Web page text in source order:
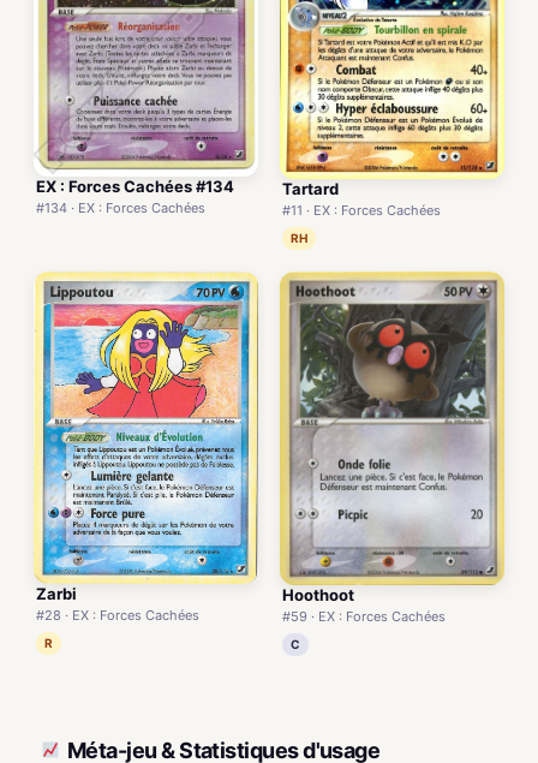
EX : Forces Cachées #134
#134 · EX : Forces Cachées
Tartard
#11 · EX : Forces Cachées
RH
Zarbi
#28 · EX : Forces Cachées
R
Hoothoot
#59 · EX : Forces Cachées
C
Méta-jeu & Statistiques d'usage